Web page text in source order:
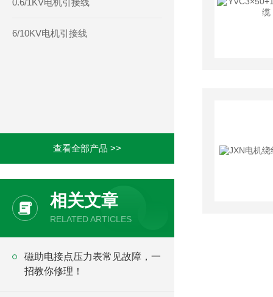
0.6/1KV电机引接线
6/10KV电机引接线
查看全部产品 >>
相关文章
RELATED ARTICLES
磁助电接点压力表常见故障，一
招教你修理！